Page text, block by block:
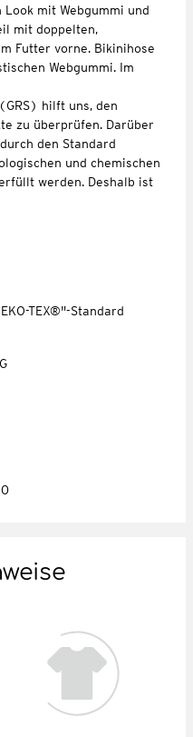
mit Webgummi und
mit doppelten,
Futter vorne. Bikinihose
Webgummi. Im
hilft uns, den
zu überprüfen. Darüber
den Standard
und chemischen
werden. Deshalb ist
TEX®"-Standard